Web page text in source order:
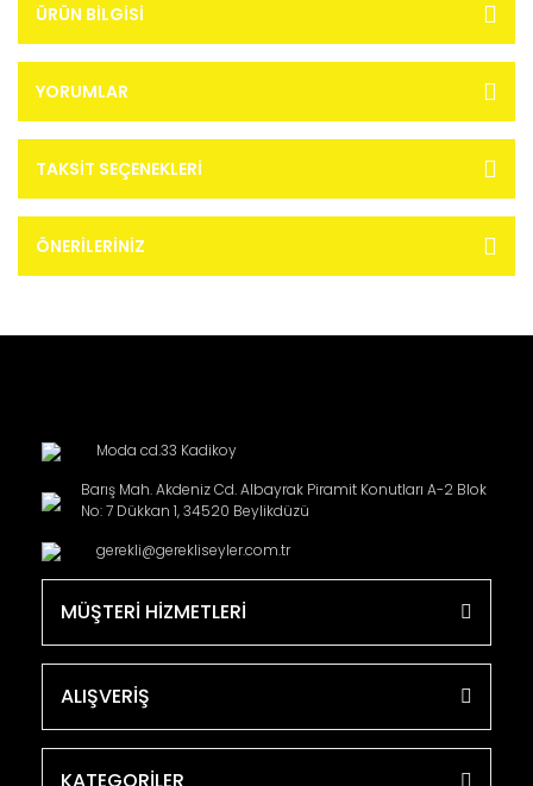
ÜRÜN BILGISI
YORUMLAR
TAKSIT SEÇENEKLERI
ÖNERILERINIZ
Moda cd.33 Kadikoy
Barış Mah. Akdeniz Cd. Albayrak Piramit Konutları A-2 Blok
No: 7 Dükkan 1, 34520 Beylikdüzü
gerekli@gerekliseyler.com.tr
MÜŞTERİ HİZMETLERİ
ALIŞVERİŞ